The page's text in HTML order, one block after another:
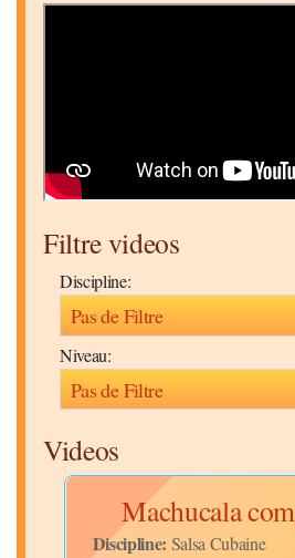
Filtre videos
Discipline:
Niveau:
Videos
Machucala
Discipline: Salsa Cubaine